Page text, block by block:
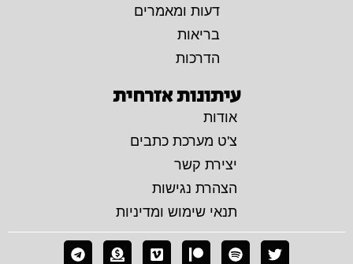
דעות ומאמרים
בריאות
הדרכות
עיתונות אזרחית
אודות
צ'ט מערכת כתבים
יצירת קשר
הצהרת נגישות
תנאי שימוש ומדיניות